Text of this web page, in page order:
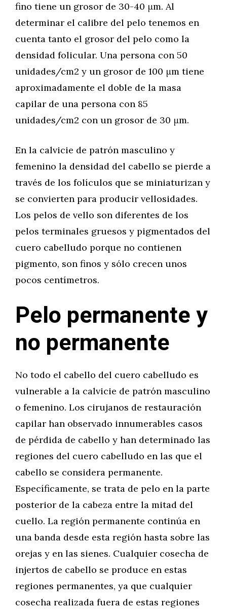
fino tiene un grosor de 30-40 μm. Al
determinar el calibre del pelo tenemos en
cuenta tanto el grosor del pelo como la
densidad folicular. Una persona con 50
unidades/cm2 y un grosor de 100 μm tiene
aproximadamente el doble de la masa
capilar de una persona con 85
unidades/cm2 con un grosor de 30 μm.
En la calvicie de patrón masculino y
femenino la densidad del cabello se pierde a
través de los folículos que se miniaturizan y
se convierten para producir vellosidades.
Los pelos de vello son diferentes de los
pelos terminales gruesos y pigmentados del
cuero cabelludo porque no contienen
pigmento, son finos y sólo crecen unos
pocos centímetros.
Pelo permanente y
no permanente
No todo el cabello del cuero cabelludo es
vulnerable a la calvicie de patrón masculino
o femenino. Los cirujanos de restauración
capilar han observado innumerables casos
de pérdida de cabello y han determinado las
regiones del cuero cabelludo en las que el
cabello se considera permanente.
Específicamente, se trata de pelo en la parte
posterior de la cabeza entre la mitad del
cuello. La región permanente continúa en
una banda desde esta región hasta sobre las
orejas y en las sienes. Cualquier cosecha de
injertos de cabello se produce en estas
regiones permanentes, ya que cualquier
cosecha realizada fuera de estas regiones